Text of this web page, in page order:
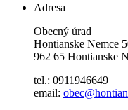
Adresa
Obecný úrad
Hontianske Nemce
962 65 Hontianske
tel.: 0911946649
email: